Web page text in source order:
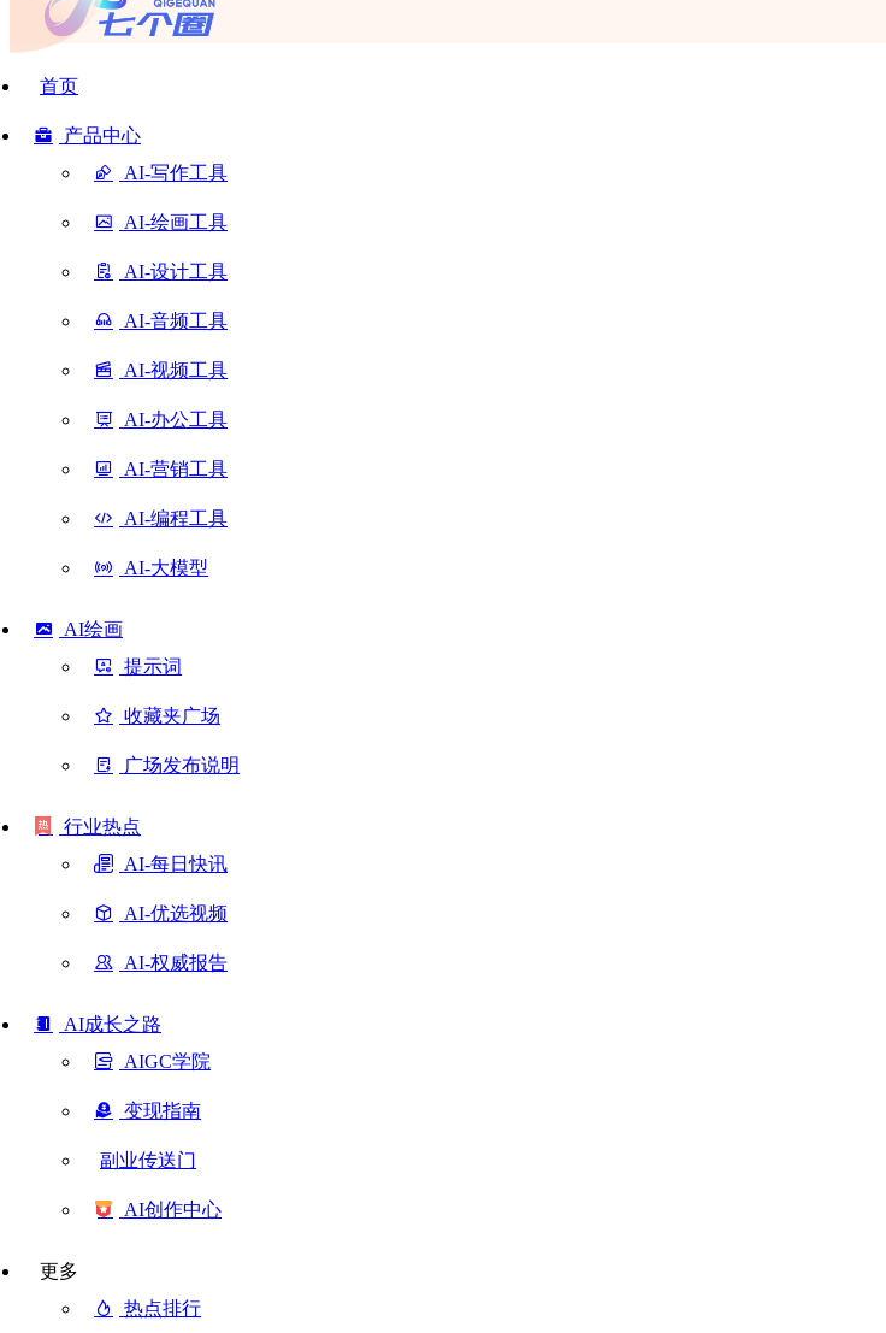
首页
产品中心
AI-写作工具
AI-绘画工具
AI-设计工具
AI-音频工具
AI-视频工具
AI-办公工具
AI-营销工具
AI-编程工具
AI-大模型
AI绘画
提示词
收藏夹广场
广场发布说明
行业热点
AI-每日快讯
AI-优选视频
AI-权威报告
AI成长之路
AIGC学院
变现指南
副业传送门
AI创作中心
更多
热点排行